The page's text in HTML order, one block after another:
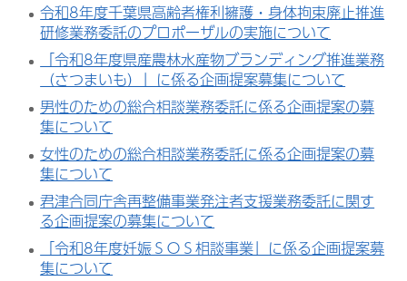
令和8年度千葉県高齢者権利擁護・身体拘束廃止推進
研修業務委託のプロポーザルの実施について
「令和8年度県産農林水産物ブランディング推進業務
（さつまいも）」に係る企画提案募集について
男性のための総合相談業務委託に係る企画提案の募
集について
女性のための総合相談業務委託に係る企画提案の募
集について
君津合同庁舎再整備事業発注者支援業務委託に関す
る企画提案の募集について
「令和8年度妊娠ＳＯＳ相談事業」に係る企画提案募
集について